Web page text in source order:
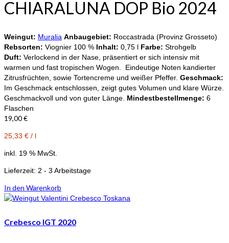
CHIARALUNA DOP Bio 2024
Weingut: Muralia Anbaugebiet: Roccastrada (Provinz Grosseto)
Rebsorten: Viognier 100 % Inhalt: 0,75 l Farbe: Strohgelb
Duft: Verlockend in der Nase, präsentiert er sich intensiv mit
warmen und fast tropischen Wogen. Eindeutige Noten kandierter
Zitrusfrüchten, sowie Tortencreme und weißer Pfeffer. Geschmack:
Im Geschmack entschlossen, zeigt gutes Volumen und klare Würze.
Geschmackvoll und von guter Länge. Mindestbestellmenge: 6
Flaschen
19,00€
25,33 € / l
inkl. 19 % MwSt.
Lieferzeit: 2 - 3 Arbeitstage
In den Warenkorb
Crebesco IGT 2020